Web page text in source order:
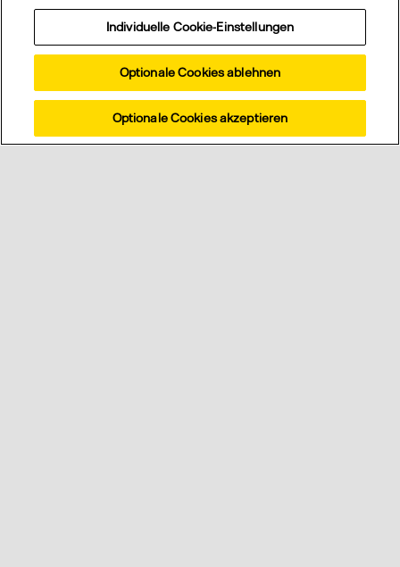
Kontakt Newsletter
Vattenfall
Individuelle Cookie-Einstellungen
Optionale Cookies ablehnen
Optionale Cookies akzeptieren